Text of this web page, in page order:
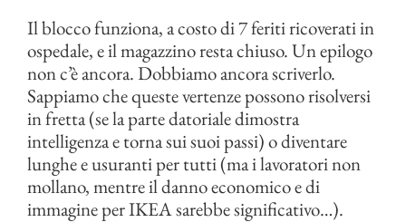
Il blocco funziona, a costo di 7 feriti ricoverati in
ospedale, e il magazzino resta chiuso. Un epilogo
non c’è ancora. Dobbiamo ancora scriverlo.
Sappiamo che queste vertenze possono risolversi
in fretta (se la parte datoriale dimostra
intelligenza e torna sui suoi passi) o diventare
lunghe e usuranti per tutti (ma i lavoratori non
mollano, mentre il danno economico e di
immagine per IKEA sarebbe significativo…).